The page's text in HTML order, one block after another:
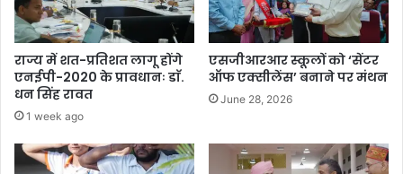
राज्य में शत-प्रतिशत लागू होंगे
एनईपी-2020 के प्रावधानः डाॅ.
धन सिंह रावत
1 week ago
एसजीआरआर स्कूलों को ‘सेंटर
ऑफ एक्सीलेंस’ बनाने पर मंथन
June 28, 2026